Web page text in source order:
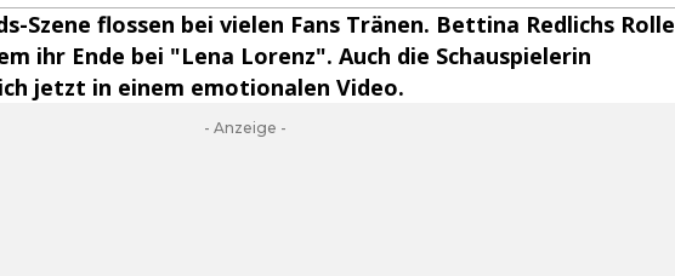
Szene flossen bei vielen Fans Tränen. Bettina Redlichs Rolle
ihr Ende bei "Lena Lorenz". Auch die Schauspielerin
jetzt in einem emotionalen Video.
- Anzeige -